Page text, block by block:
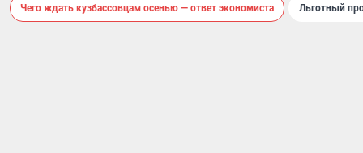
Чего ждать кузбассовцам осенью — ответ экономиста Льготный